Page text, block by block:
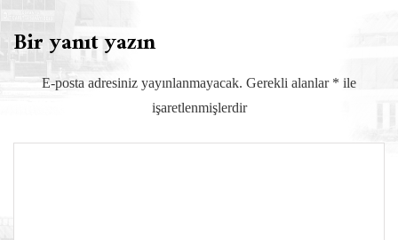
Bir yanıt yazın
E-posta adresiniz yayınlanmayacak. Gerekli alanlar * ile
işaretlenmişlerdir